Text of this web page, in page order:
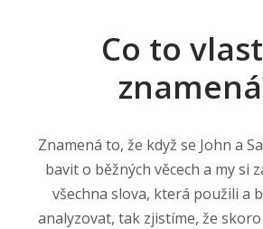
Co to
Znamená to, že když se John a
bavit o běžných věcech a my si
všechna slova, která použili a
analyzovat, tak zjistíme, že